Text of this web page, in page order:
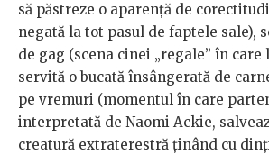
să păstreze o aparență de
negată la tot pasul de faptele sale),
de gag (scena cinei „regale” în
servită o bucată însângerată de
pe vremuri (momentul în care
interpretată de Naomi Ackie,
creatură extraterestră ținând cu